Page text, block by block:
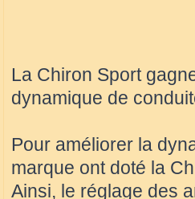
La Chiron Sport
dynamique de
Pour améliorer la
marque ont doté la
Ainsi, le réglage des